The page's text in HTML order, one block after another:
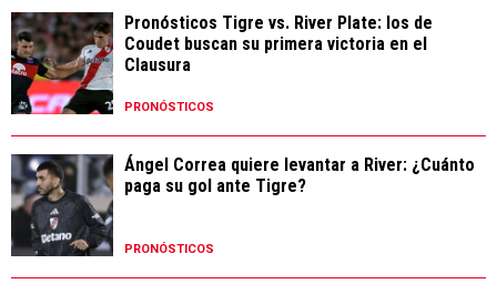
Pronósticos Tigre vs. River Plate: los de
Coudet buscan su primera victoria en el
Clausura
PRONÓSTICOS
Ángel Correa quiere levantar a River: ¿Cuánto
paga su gol ante Tigre?
PRONÓSTICOS